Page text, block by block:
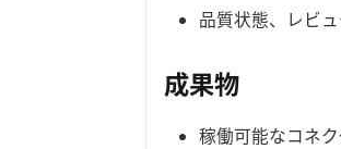
品質状態、レビ
成果物
稼働可能なコネ